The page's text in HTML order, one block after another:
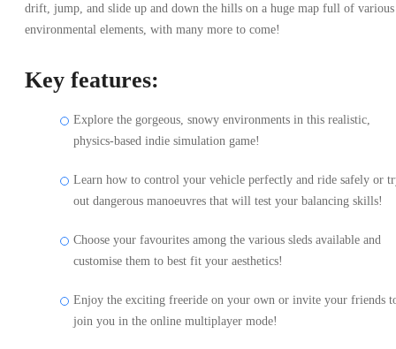
drift, jump, and slide up and down the hills on a huge map full of various
environmental elements, with many more to come!
Key features:
Explore the gorgeous, snowy environments in this realistic,
physics-based indie simulation game!
Learn how to control your vehicle perfectly and ride safely or
out dangerous manoeuvres that will test your balancing skills!
Choose your favourites among the various sleds available and
customise them to best fit your aesthetics!
Enjoy the exciting freeride on your own or invite your friends
join you in the online multiplayer mode!